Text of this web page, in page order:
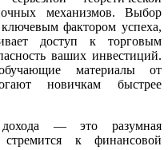
механизмов. Выбор
фактором успеха,
доступ к торговым
ваших инвестиций.
материалы от
новичкам быстрее
дохода — это разумная
к финансовой